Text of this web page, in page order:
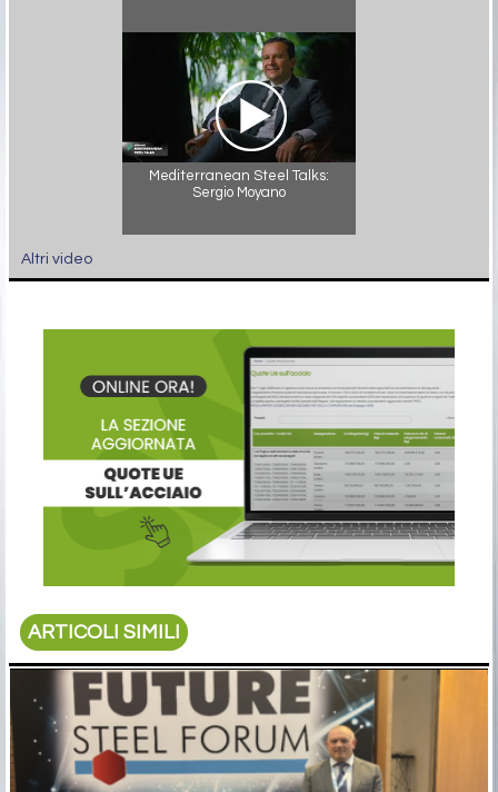
Mediterranean Steel Talks:
Sergio Moyano
Altri video
ARTICOLI SIMILI